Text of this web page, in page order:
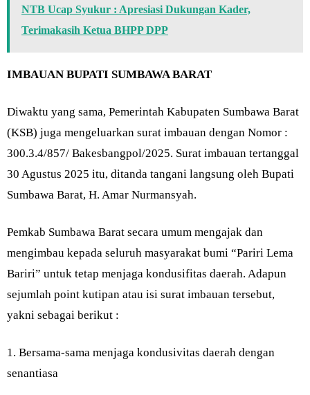
NTB Ucap Syukur : Apresiasi Dukungan Kader,
Terimakasih Ketua BHPP DPP
IMBAUAN BUPATI SUMBAWA BARAT
Diwaktu yang sama, Pemerintah Kabupaten Sumbawa Barat
(KSB) juga mengeluarkan surat imbauan dengan Nomor :
300.3.4/857/ Bakesbangpol/2025. Surat imbauan tertanggal
30 Agustus 2025 itu, ditanda tangani langsung oleh Bupati
Sumbawa Barat, H. Amar Nurmansyah.
Pemkab Sumbawa Barat secara umum mengajak dan
mengimbau kepada seluruh masyarakat bumi “Pariri Lema
Bariri” untuk tetap menjaga kondusifitas daerah. Adapun
sejumlah point kutipan atau isi surat imbauan tersebut,
yakni sebagai berikut :
1. Bersama-sama menjaga kondusivitas daerah dengan
senantiasa